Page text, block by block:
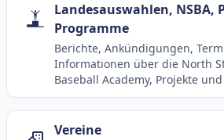
Landesauswahlen, NSBA,
Programme
Berichte, Ankündigungen,
Informationen über die North
Baseball Academy, Projekte
Vereine